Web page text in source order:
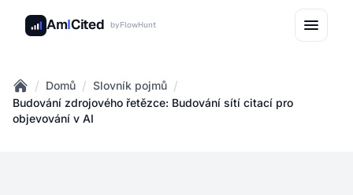
AmICited byFlowHunt
Home
/ Domů / Slovník pojmů /
Budování zdrojového řetězce: Budování sítí citací pro
objevování v AI